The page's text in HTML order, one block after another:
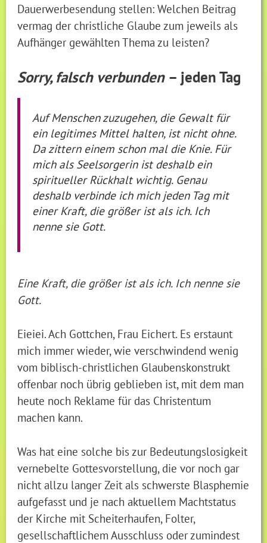
Dauerwerbesendung stellen: Welchen Beitrag
vermag der christliche Glaube zum jeweils als
Aufhänger gewählten Thema zu leisten?
Sorry, falsch verbunden – jeden Tag
Auf Menschen zuzugehen, die Gewalt für
ein legitimes Mittel halten, ist nicht ohne.
Da zittern einem schon mal die Knie. Für
mich als Seelsorgerin ist deshalb ein
spiritueller Rückhalt wichtig. Genau
deshalb verbinde ich mich jeden Tag mit
einer Kraft, die größer ist als ich. Ich
nenne sie Gott.
Eine Kraft, die größer ist als ich. Ich nenne sie
Gott.
Eieiei. Ach Gottchen, Frau Eichert. Es erstaunt
mich immer wieder, wie verschwindend wenig
vom biblisch-christlichen Glaubenskonstrukt
offenbar noch übrig geblieben ist, mit dem man
heute noch Reklame für das Christentum
machen kann.
Was hat eine solche bis zur Bedeutungslosigkeit
vernebelte Gottesvorstellung, die vor noch gar
nicht allzu langer Zeit als schwerste Blasphemie
aufgefasst und je nach aktuellem Machtstatus
der Kirche mit Scheiterhaufen, Folter,
gesellschaftlichem Ausschluss oder zumindest